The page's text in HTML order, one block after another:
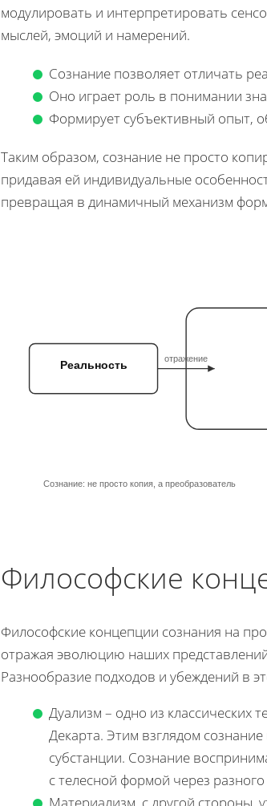
модулировать и интерпретировать
мыслей, эмоций и намерений.
Сознание позволяет отличать
Оно играет роль в понимании
Формирует субъективный опыт,
Таким образом, сознание не просто
придавая ей индивидуальные
превращая в динамичный механизм
Реальность отражение
Сознание: не просто копия, а преобразователь
Философские
Философские концепции сознания на
отражая эволюцию наших
Разнообразие подходов и убеждений в
Дуализм – одно из классических
Декарта. Этим взглядом
субстанции. Сознание
с телесной формой через
Материализм, с другой стороны,